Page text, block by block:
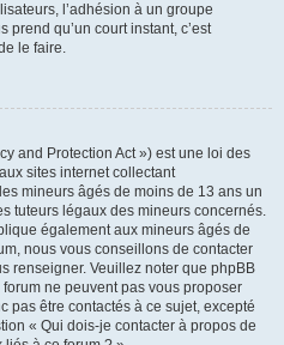
l’adhésion à un groupe
prend qu’un court instant, c’est
le faire.
and Protection Act ») est une loi des
sites internet collectant
mineurs âgés de moins de 13 ans un
tuteurs légaux des mineurs concernés.
également aux mineurs âgés de
nous vous conseillons de contacter
renseigner. Veuillez noter que phpBB
ne peuvent pas vous proposer
pas être contactés à ce sujet, excepté
« Qui dois-je contacter à propos de